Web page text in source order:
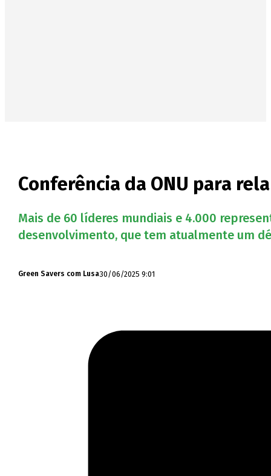
Conferência da ONU para
Mais de 60 líderes mundiais e 4.000
desenvolvimento, que tem atualmente um
Green Savers com Lusa30/06/2025 9:01